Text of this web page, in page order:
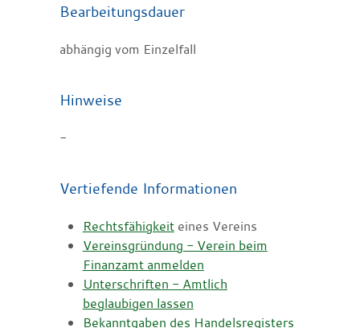
Bearbeitungsdauer
abhängig vom Einzelfall
Hinweise
-
Vertiefende Informationen
Rechtsfähigkeiteines Vereins
Vereinsgründung - Verein beim
Finanzamt anmelden
Unterschriften - Amtlich
beglaubigen lassen
Bekanntgaben des Handelsregisters